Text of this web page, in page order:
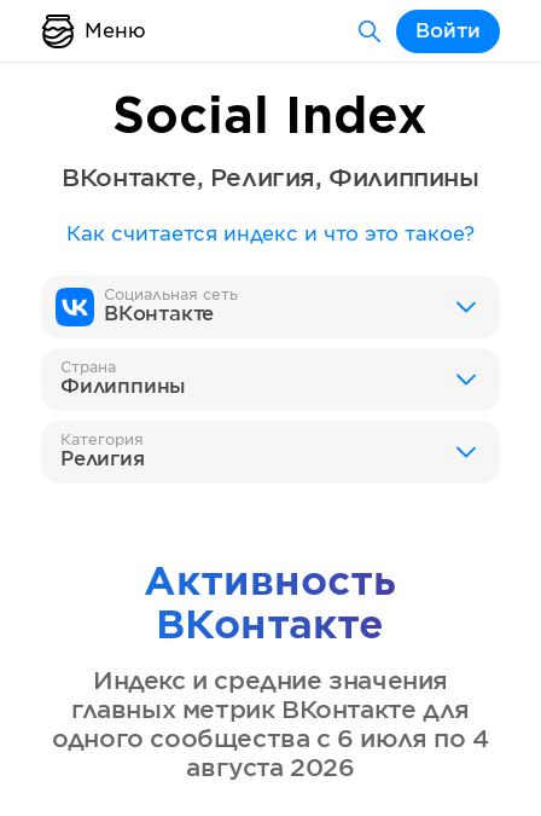
Меню Войти
Social Index
ВКонтакте, Религия, Филиппины
Как считается индекс и что это такое?
Социальная сеть
ВКонтакте
Страна
Филиппины
Категория
Религия
Активность
ВКонтакте
Индекс и средние значения
главных метрик ВКонтакте для
одного сообщества с 6 июля по 4
августа 2026